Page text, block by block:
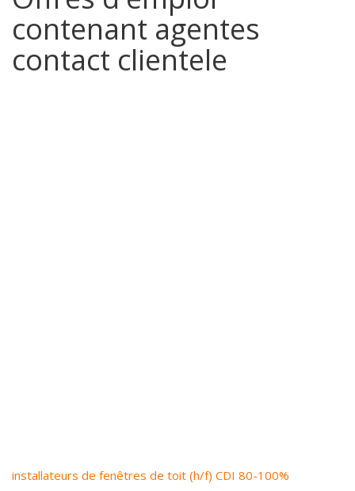
contenant agentes
contact clientele
installateurs de fenêtres de toit (h/f) CDI 80-100%